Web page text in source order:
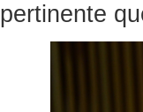
pertinente